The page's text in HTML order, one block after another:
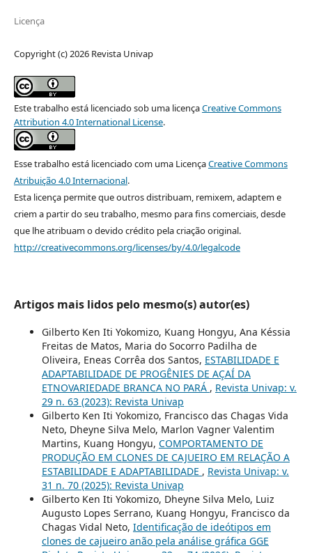
Licença
Copyright (c) 2026 Revista Univap
Este trabalho está licenciado sob uma licençaCreative Commons
Attribution 4.0 International License.
Esse trabalho está licenciado com uma LicençaCreative Commons
Atribuição 4.0 Internacional.
Esta licença permite que outros distribuam, remixem, adaptem e
criem a partir do seu trabalho, mesmo para fins comerciais, desde
que lhe atribuam o devido crédito pela criação original.
http://creativecommons.org/licenses/by/4.0/legalcode
Artigos mais lidos pelo mesmo(s) autor(es)
Gilberto Ken Iti Yokomizo, Kuang Hongyu, Ana Késsia
Freitas de Matos, Maria do Socorro Padilha de
Oliveira, Eneas Corrêa dos Santos, ESTABILIDADE E
ADAPTABILIDADE DE PROGÊNIES DE AÇAÍ DA
ETNOVARIEDADE BRANCA NO PARÁ , Revista Univap: v.
29 n. 63 (2023): Revista Univap
Gilberto Ken Iti Yokomizo, Francisco das Chagas Vida
Neto, Dheyne Silva Melo, Marlon Vagner Valentim
Martins, Kuang Hongyu, COMPORTAMENTO DE
PRODUÇÃO EM CLONES DE CAJUEIRO EM RELAÇÃO A
ESTABILIDADE E ADAPTABILIDADE , Revista Univap: v.
31 n. 70 (2025): Revista Univap
Gilberto Ken Iti Yokomizo, Dheyne Silva Melo, Luiz
Augusto Lopes Serrano, Kuang Hongyu, Francisco da
Chagas Vidal Neto, Identificação de ideótipos em
clones de cajueiro anão pela análise gráfica GGE